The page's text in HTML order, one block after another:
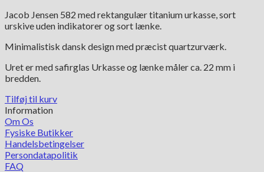
pris
var:
pris
er:
Jacob Jensen 582 med rektangulær titanium urkasse, sort
urskive uden indikatorer og sort lænke.
Minimalistisk dansk design med præcist quartzurværk.
Uret er med safirglas Urkasse og lænke måler ca. 22 mm i
bredden.
Tilføj til kurv
Information
Om Os
Fysiske Butikker
Handelsbetingelser
Persondatapolitik
FAQ